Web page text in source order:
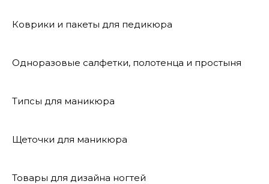
Коврики и пакеты для педикюра
Одноразовые салфетки, полотенца и простыня
Типсы для маникюра
Щеточки для маникюра
Товары для дизайна ногтей